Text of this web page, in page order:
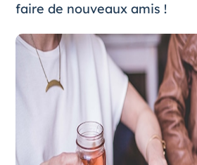
faire de nouveaux amis !